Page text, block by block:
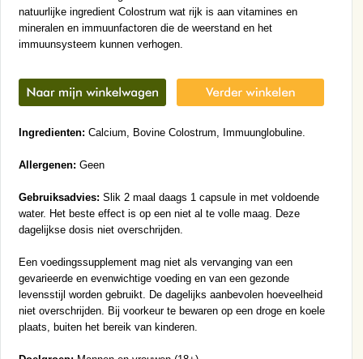
natuurlijke ingredient Colostrum wat rijk is aan vitamines en
mineralen en immuunfactoren die de weerstand en het
immuunsysteem kunnen verhogen.
Ingredienten: Calcium, Bovine Colostrum, Immuunglobuline.
Allergenen: Geen
Gebruiksadvies: Slik 2 maal daags 1 capsule in met voldoende
water. Het beste effect is op een niet al te volle maag. Deze
dagelijkse dosis niet overschrijden.
Een voedingssupplement mag niet als vervanging van een
gevarieerde en evenwichtige voeding en van een gezonde
levensstijl worden gebruikt. De dagelijks aanbevolen hoeveelheid
niet overschrijden. Bij voorkeur te bewaren op een droge en koele
plaats, buiten het bereik van kinderen.